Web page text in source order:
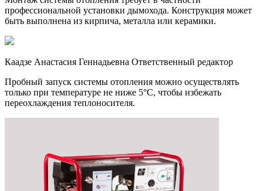
профессиональной установки дымохода. Конструкция может
быть выполнена из кирпича, металла или керамики.
Каадзе Анастасия Геннадьевна Ответственный редактор
Пробный запуск системы отопления можно осуществлять
только при температуре не ниже 5°С, чтобы избежать
переохлаждения теплоносителя.